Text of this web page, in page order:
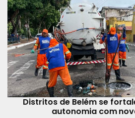
Distritos de Belém se
autonomia com